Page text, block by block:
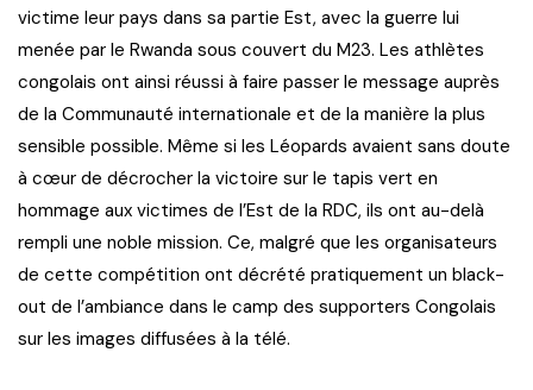
victime leur pays dans sa partie Est, avec la guerre lui
menée par le Rwanda sous couvert du M23. Les athlètes
congolais ont ainsi réussi à faire passer le message auprès
de la Communauté internationale et de la manière la plus
sensible possible. Même si les Léopards avaient sans doute
à cœur de décrocher la victoire sur le tapis vert en
hommage aux victimes de l’Est de la RDC, ils ont au-delà
rempli une noble mission. Ce, malgré que les organisateurs
de cette compétition ont décrété pratiquement un black-
out de l’ambiance dans le camp des supporters Congolais
sur les images diffusées à la télé.